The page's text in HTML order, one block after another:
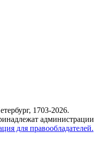
1703-2026.
администрации
для правообладателей.